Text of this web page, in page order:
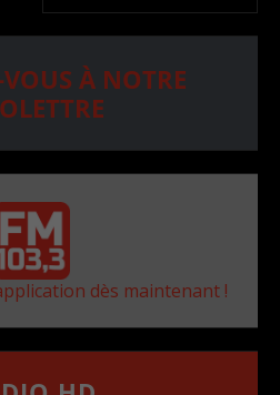
À NOTRE
dès maintenant !